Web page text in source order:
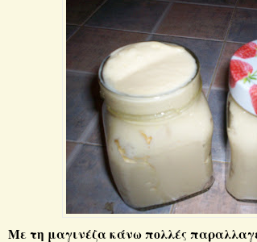
Με τη μαγινέζα κάνω πολλές